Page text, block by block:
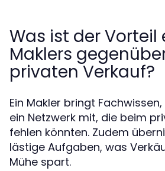
Was ist der Vorteil
Maklers
privaten Verkauf?
Ein Makler bringt
ein Netzwerk mit, die beim
fehlen könnten. Zudem
lästige Aufgaben, was
Mühe spart.